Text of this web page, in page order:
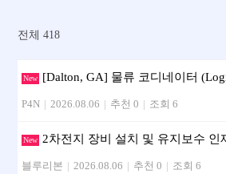
전체 418
New [Dalton, GA] 물류 코디네이터
P4N | 2026.08.06 | 추천 0 | 조회 6
New 2차전지 장비 설치 및 유지보수 인
블루리본 | 2026.08.06 | 추천 0 | 조회 6